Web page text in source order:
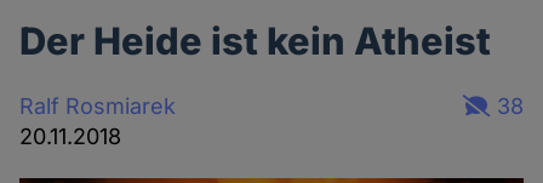
Der Heide ist kein Atheist
Ralf Rosmiarek
20.11.2018
38